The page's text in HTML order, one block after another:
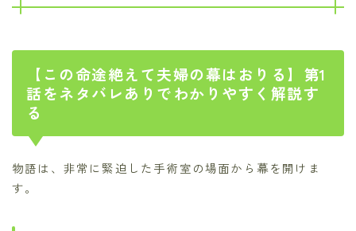
【この命途絶えて夫婦の幕はおりる】第1
話をネタバレありでわかりやすく解説す
る
物語は、非常に緊迫した手術室の場面から幕を開けま
す。